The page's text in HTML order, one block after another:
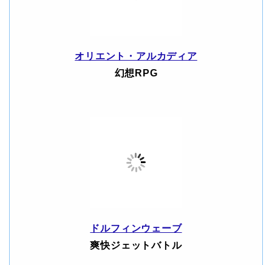
オリエント・アルカディア
幻想RPG
ドルフィンウェーブ
爽快ジェットバトル